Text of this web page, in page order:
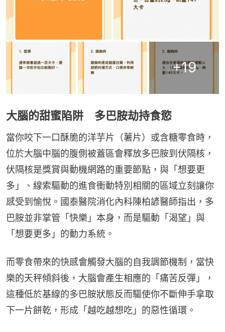
+19
大腦的甜蜜陷阱 多巴胺劫持食慾
當你咬下一口酥脆的洋芋片（薯片）或含糖零食時，
位於大腦中腦的腹側被蓋區會釋放多巴胺到伏隔核，
伏隔核是獎賞與動機網路的重要節點，與「想要更
多」、線索驅動的進食衝動特別相關的區域立刻讓你
感受到愉悅。國泰醫院消化內科陳柏諺醫師指出，多
巴胺並非掌管「快樂」本身，而是驅動「渴望」與
「想要更多」的動力系統。
而零食帶來的快感會觸發大腦的自我調節機制，當快
樂的天秤傾斜後，大腦會產生相應的「痛苦反彈」，
這種低於基線的多巴胺狀態反而驅使你不斷伸手拿取
下一片餅乾，形成「越吃越想吃」的惡性循環。